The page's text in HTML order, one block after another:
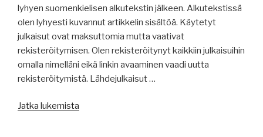
lyhyen suomenkielisen alkutekstin jälkeen. Alkutekstissä
olen lyhyesti kuvannut artikkelin sisältöä. Käytetyt
julkaisut ovat maksuttomia mutta vaativat
rekisteröitymisen. Olen rekisteröitynyt kaikkiin julkaisuihin
omalla nimelläni eikä linkin avaaminen vaadi uutta
rekisteröitymistä. Lähdejulkaisut …
Jatka lukemista